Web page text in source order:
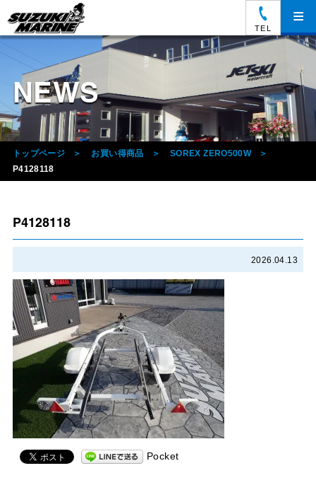
TEL
≡
NEWS
トップページ お買い得商品
SOREX ZERO500W
P4128118
P4128118
2026.04.13
Pocket